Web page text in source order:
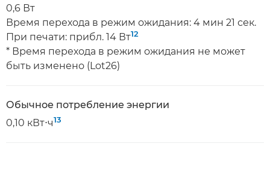
0,6 Вт
Время перехода в режим ожидания: 4 мин 21 сек.
При печати: прибл. 14 Вт12
* Время перехода в режим ожидания не может
быть изменено (Lot26)
Обычное потребление энергии
0,10 кВт⋅ч13